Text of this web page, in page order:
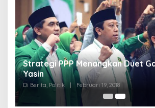
Strategi PPP Menangkan Duet
Yasin
Di Berita, Politik Februari 19, 2018